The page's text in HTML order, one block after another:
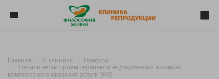
Главная О клинике
Новости
Начали вести прием терапевт и эндокринолог в рамках
комплексного оказания услуги ЭКО